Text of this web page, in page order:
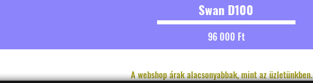
Swan D100
Ár
96 000 Ft
A webshop árak alacsonyabbak, mint az üzletünkben.